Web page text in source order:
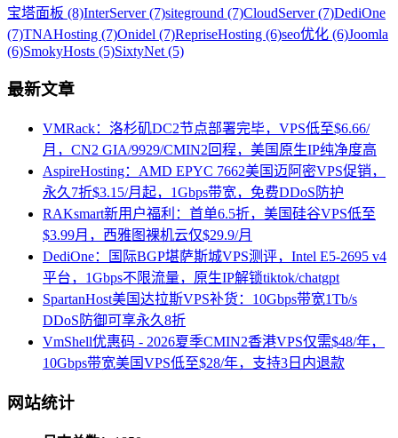
宝塔面板 (8)InterServer (7)siteground (7)CloudServer (7)DediOne
(7)TNAHosting (7)Onidel (7)RepriseHosting (6)seo优化 (6)Joomla
(6)SmokyHosts (5)SixtyNet (5)
最新文章
VMRack：洛杉矶DC2节点部署完毕，VPS低至$6.66/
月，CN2 GIA/9929/CMIN2回程，美国原生IP纯净度高
AspireHosting：AMD EPYC 7662美国迈阿密VPS促销，
永久7折$3.15/月起，1Gbps带宽，免费DDoS防护
RAKsmart新用户福利：首单6.5折，美国硅谷VPS低至
$3.99月，西雅图裸机云仅$29.9/月
DediOne：国际BGP堪萨斯城VPS测评，Intel E5-2695 v4
平台，1Gbps不限流量，原生IP解锁tiktok/chatgpt
SpartanHost美国达拉斯VPS补货：10Gbps带宽1Tb/s
DDoS防御可享永久8折
VmShell优惠码 - 2026夏季CMIN2香港VPS仅需$48/年，
10Gbps带宽美国VPS低至$28/年，支持3日内退款
网站统计